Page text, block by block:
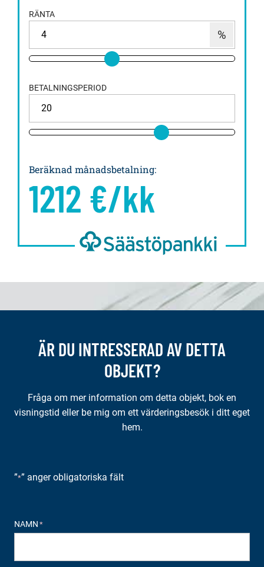
RÄNTA
BETALNINGSPERIOD
Beräknad månadsbetalning:
1212 €/kk
ÄR DU INTRESSERAD AV DETTA
OBJEKT?
Fråga om mer information om detta objekt, bok en
visningstid eller be mig om ett värderingsbesök i ditt eget
hem.
”*” anger obligatoriska fält
NAMN *